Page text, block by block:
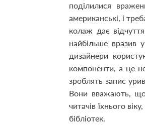
поділилися
американські, і
колаж дає
найбільше вразив
дизайнери
компоненти, а це
зроблять запис
Вони вважають, що
читачів їхнього
бібліотек.